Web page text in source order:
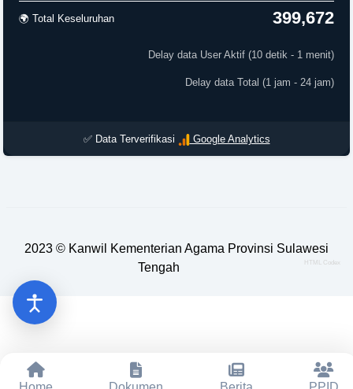
🌍 Total Keseluruhan 399,672
Delay data User Aktif (10 detik - 1 menit)
Delay data Total (1 jam - 24 jam)
✅ Data Terverifikasi Google Analytics
2023 © Kanwil Kementerian Agama Provinsi Sulawesi
Tengah
HTML Codex